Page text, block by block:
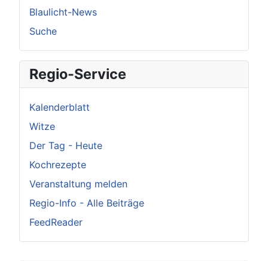
Blaulicht-News
Suche
Regio-Service
Kalenderblatt
Witze
Der Tag - Heute
Kochrezepte
Veranstaltung melden
Regio-Info - Alle Beiträge
FeedReader